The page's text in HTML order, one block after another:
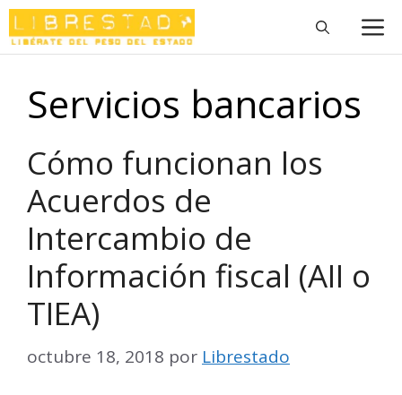
Saltar
al
contenido
Servicios bancarios
Cómo funcionan los
Acuerdos de
Intercambio de
Información fiscal (AII o
TIEA)
octubre 18, 2018 por Librestado